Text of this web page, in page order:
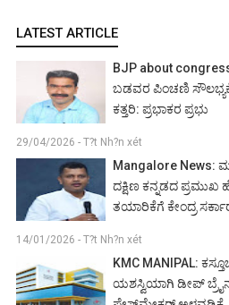
LATEST ARTICLE
BJP about
ಬಡವರ ಪಿಂಚಣಿ ಸೌಲಭ್ಯಕ್ಕೆ
ಕತ್ತರಿ: ಪ್ರಭಾಕರ ಪ್ರಭು
29/04/2026 - T?t Nh?n xét
Mangalore News:
ದಕ್ಷಿಣ ಕನ್ನಡದ
ತಯಾರಿಕೆಗೆ ಕೇಂದ್ರ
14/01/2026 - T?t Nh?n xét
KMC MANIPAL:
ಯಶಸ್ವಿಯಾಗಿ ಡೀಪ್